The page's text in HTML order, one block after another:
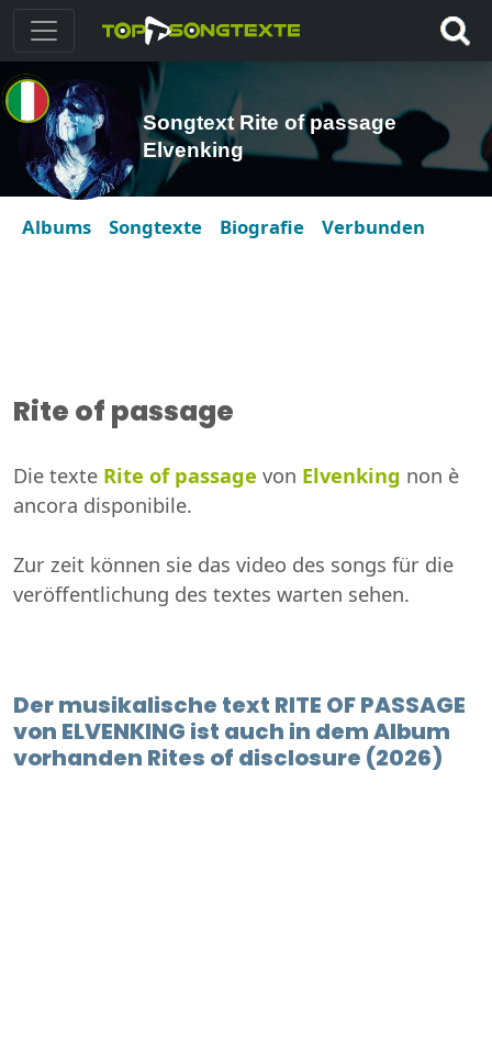
Songtext Rite of passage
Elvenking
Albums Songtexte Biografie Verbunden
Rite of passage
Die texte Rite of passage von Elvenking non è
ancora disponibile.
Zur zeit können sie das video des songs für die
veröffentlichung des textes warten sehen.
Der musikalische text RITE OF PASSAGE
von ELVENKING ist auch in dem Album
vorhanden Rites of disclosure (2026)